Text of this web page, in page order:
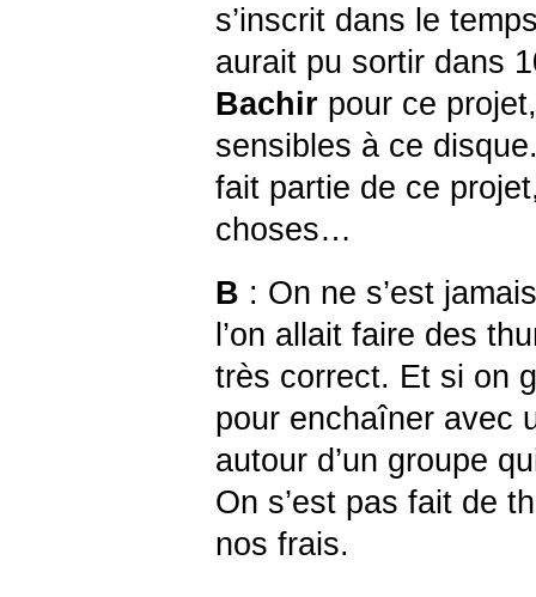
s’inscrit dans le
aurait pu sortir dans
Bachir pour ce
sensibles à ce
fait partie de ce
choses…
B : On ne s’est
l’on allait faire des
très correct. Et si on
pour enchaîner avec
autour d’un groupe
On s’est pas fait de
nos frais.